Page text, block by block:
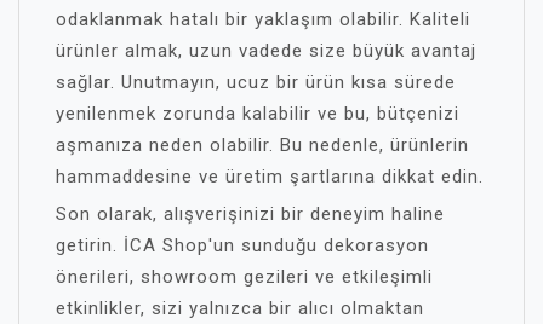
odaklanmak hatalı bir yaklaşım olabilir. Kaliteli
ürünler almak, uzun vadede size büyük avantaj
sağlar. Unutmayın, ucuz bir ürün kısa sürede
yenilenmek zorunda kalabilir ve bu, bütçenizi
aşmanıza neden olabilir. Bu nedenle, ürünlerin
hammaddesine ve üretim şartlarına dikkat edin.
Son olarak, alışverişinizi bir deneyim haline
getirin. İCA Shop'un sunduğu dekorasyon
önerileri, showroom gezileri ve etkileşimli
etkinlikler, sizi yalnızca bir alıcı olmaktan